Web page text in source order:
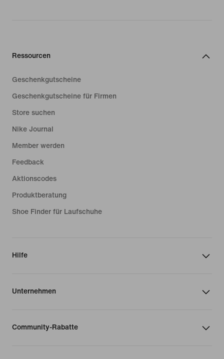
Ressourcen
Geschenkgutscheine
Geschenkgutscheine für Firmen
Store suchen
Nike Journal
Member werden
Feedback
Aktionscodes
Produktberatung
Shoe Finder für Laufschuhe
Hilfe
Unternehmen
Community-Rabatte